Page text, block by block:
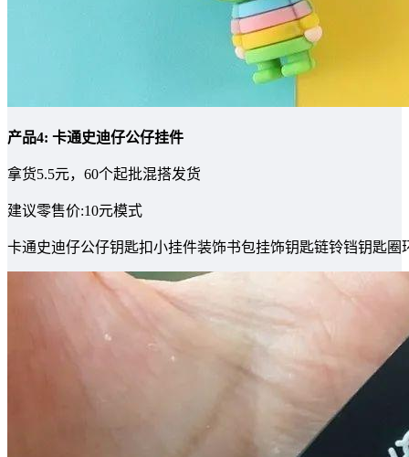
产品4: 卡通史迪仔公仔挂件
拿货5.5元，60个起批混搭发货
建议零售价:10元模式
卡通史迪仔公仔钥匙扣小挂件装饰书包挂饰钥匙链铃铛钥匙圈